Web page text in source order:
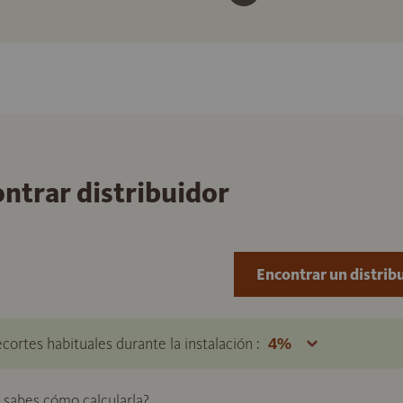
distribuidor
habituales durante la instalación :
Encontrar un